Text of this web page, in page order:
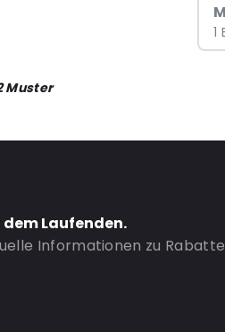
1
Muster
Laufenden.
Informationen zu